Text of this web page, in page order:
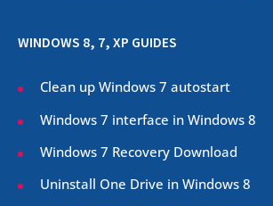
WINDOWS 8, 7, XP GUIDES
Clean up Windows 7 autostart
Windows 7 interface in Windows 8
Windows 7 Recovery Download
Uninstall One Drive in Windows 8